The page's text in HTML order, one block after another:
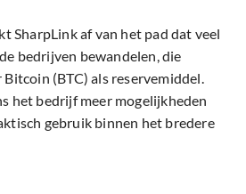
SharpLink af van het pad dat veel
bedrijven bewandelen, die
(BTC) als reservemiddel.
het bedrijf meer mogelijkheden
gebruik binnen het bredere